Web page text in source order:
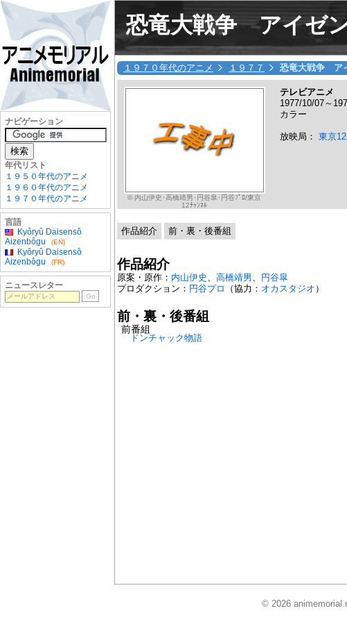
恐竜大戦争 アイゼ
１９７０年代のアニメ １９７７ 恐竜大戦争 ア
© 内山伊史･高橋靖男･円谷皐･円谷ﾌﾟﾛ/東京
12ﾁｬﾝﾈﾙ
テレビアニメ
1977/10/07～
カラー
放映局： 東京
作品紹介 前・裏・後番組
作品紹介
原案・原作： 内山伊史 高橋靖男
円谷皐
プロダクション： 円谷プロ （協力： オカスタジオ ）
前・裏・後番組
前番組
ドンチャック物語
ナビゲーション
年代リスト
１９５０年代のアニメ
１９６０年代のアニメ
１９７０年代のアニメ
言語
Kyôryû Daisensô
Aizenbôgu
(EN)
Kyôryû Daisensô
Aizenbôgu
(FR)
ニュースレター
© 2026